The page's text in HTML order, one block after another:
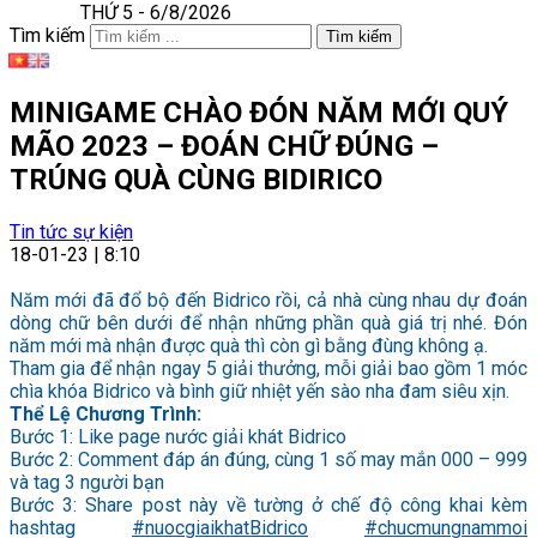
THỨ 5 - 6/8/2026
Tìm kiếm
Tìm kiếm
MINIGAME CHÀO ĐÓN NĂM MỚI QUÝ
MÃO 2023 – ĐOÁN CHỮ ĐÚNG –
TRÚNG QUÀ CÙNG BIDIRICO
Tin tức sự kiện
18-01-23 | 8:10
Năm mới đã đổ bộ đến Bidrico rồi, cả nhà cùng nhau dự đoán
dòng chữ bên dưới để nhận những phần quà giá trị nhé. Đón
năm mới mà nhận được quà thì còn gì bằng đùng không ạ.
Tham gia để nhận ngay 5 giải thưởng, mỗi giải bao gồm 1 móc
chìa khóa Bidrico và bình giữ nhiệt yến sào nha đam siêu xịn.
Thể Lệ Chương Trình:
Bước 1: Like page nước giải khát Bidrico
Bước 2: Comment đáp án đúng, cùng 1 số may mắn 000 – 999
và tag 3 người bạn
Bước 3: Share post này về tường ở chế độ công khai kèm
hashtag #nuocgiaikhatBidrico
#chucmungnammoi